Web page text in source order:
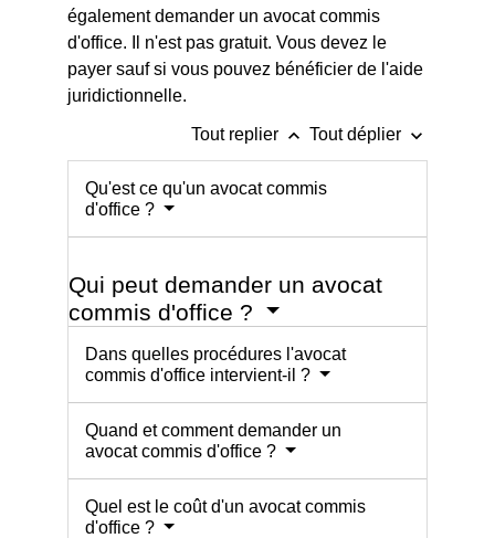
également demander un avocat commis
d'office. Il n'est pas gratuit. Vous devez le
payer sauf si vous pouvez bénéficier de l'aide
juridictionnelle.
Tout replier keyboard_arrow_up Tout déplier keyboard_arrow_down
Qu'est ce qu'un avocat commis
d'office ?
Qui peut demander un avocat
commis d'office ?
Dans quelles procédures l'avocat
commis d'office intervient-il ?
Quand et comment demander un
avocat commis d'office ?
Quel est le coût d'un avocat commis
d'office ?